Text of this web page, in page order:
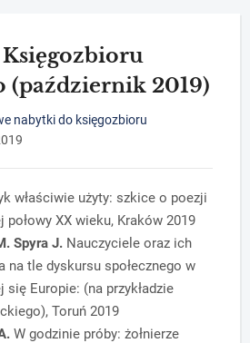
(październik 2019)
nabytki do księgozbioru
właściwie użyty: szkice o poezji
połowy XX wieku, Kraków 2019
Spyra J. Nauczyciele oraz ich
na tle dyskursu społecznego w
się Europie: (na przykładzie
Toruń 2019
W godzinie próby: żołnierze